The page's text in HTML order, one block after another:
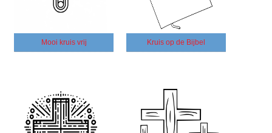
Mooi kruis vrij Kruis op de Bijbel